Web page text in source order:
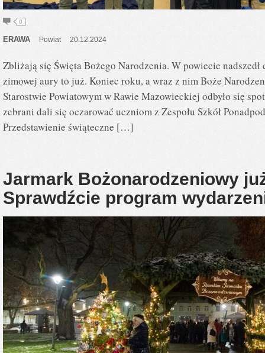
0
ERAWA Powiat 20.12.2024
Zbliżają się Święta Bożego Narodzenia. W powiecie
zimowej aury to już. Koniec roku, a wraz z nim Boże
Starostwie Powiatowym w Rawie Mazowieckiej odbyło się
zebrani dali się oczarować uczniom z Zespołu Szkół
Przedstawienie świąteczne […]
Jarmark Bożonarodzeniowy
Sprawdźcie program